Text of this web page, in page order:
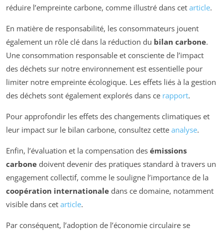
réduire l’empreinte carbone, comme illustré dans cet article.
En matière de responsabilité, les consommateurs jouent
également un rôle clé dans la réduction du bilan carbone.
Une consommation responsable et consciente de l’impact
des déchets sur notre environnement est essentielle pour
limiter notre empreinte écologique. Les effets liés à la gestion
des déchets sont également explorés dans ce rapport.
Pour approfondir les effets des changements climatiques et
leur impact sur le bilan carbone, consultez cette analyse.
Enfin, l’évaluation et la compensation des émissions
carbone doivent devenir des pratiques standard à travers un
engagement collectif, comme le souligne l’importance de la
coopération internationale dans ce domaine, notamment
visible dans cet article.
Par conséquent, l’adoption de l’économie circulaire se